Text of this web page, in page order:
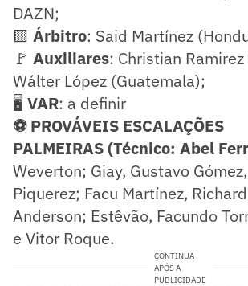
DAZN;
🟨 Árbitro: Said Martínez
🚩 Auxiliares: Christian
Wálter López (Guatemala);
🖥️ VAR: a definir
⚽ PROVÁVEIS ESCALAÇÕES
PALMEIRAS (Técnico: Abel
Weverton; Giay, Gustavo
Piquerez; Facu Martínez,
Anderson; Estêvão, Facundo
e Vitor Roque.
CONTINUA
APÓS A
PUBLICIDADE